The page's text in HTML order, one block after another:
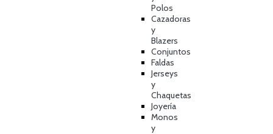
Polos
Cazadoras
y
Blazers
Conjuntos
Faldas
Jerseys
y
Chaquetas
Joyería
Monos
y